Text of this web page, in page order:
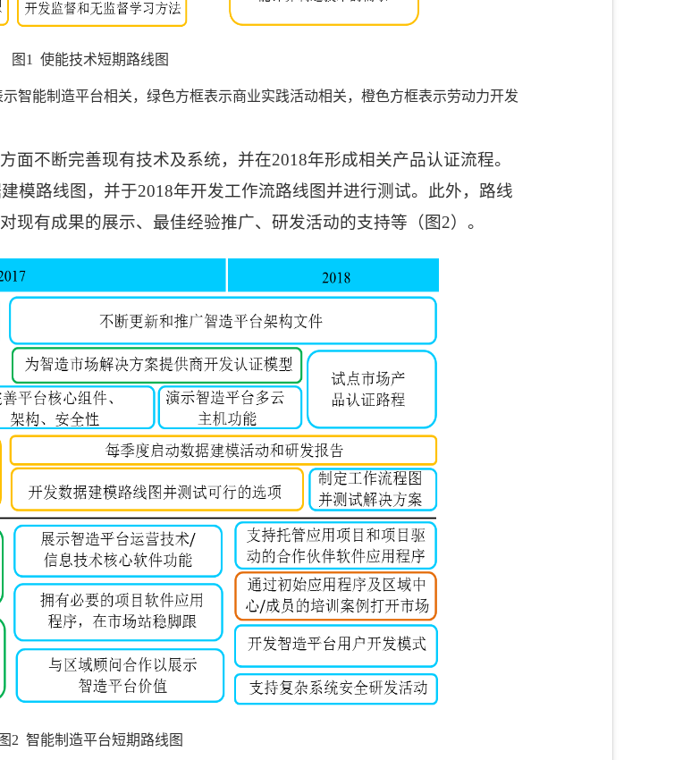
图 1 使能技术短期路线图
智能制造平台相关，绿色方框表示商业实践活动相关，橙色方框表示劳动力开发
面不断完善现有技术及系统，并在2018年形成相关产品认证流程。
模路线图，并于2018年开发工作流路线图并进行测试。此外，路线
现有成果的展示、最佳经验推广、研发活动的支持等（图2）。
图 2 智能制造平台短期路线图